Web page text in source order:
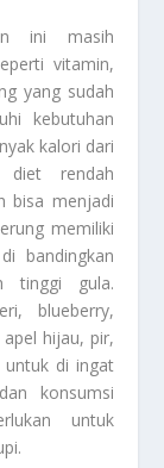
ini masih
vitamin,
yang sudah
kebutuhan
kalori dari
diet rendah
bisa menjadi
memiliki
bandingkan
tinggi gula.
blueberry,
hijau, pir,
untuk di ingat
konsumsi
untuk